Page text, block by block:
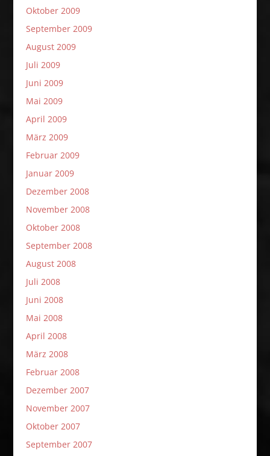
Oktober 2009
September 2009
August 2009
Juli 2009
Juni 2009
Mai 2009
April 2009
März 2009
Februar 2009
Januar 2009
Dezember 2008
November 2008
Oktober 2008
September 2008
August 2008
Juli 2008
Juni 2008
Mai 2008
April 2008
März 2008
Februar 2008
Dezember 2007
November 2007
Oktober 2007
September 2007